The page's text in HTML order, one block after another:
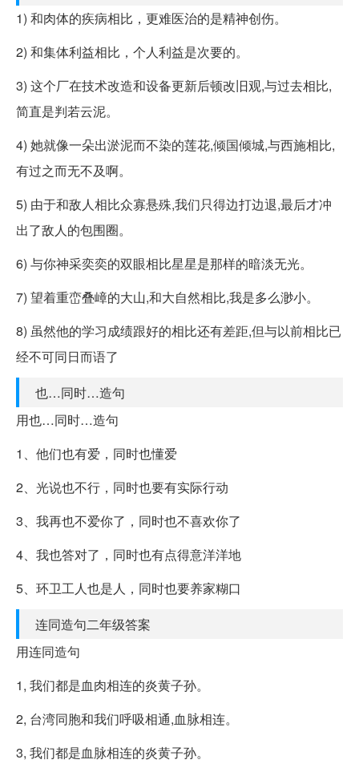
1) 和肉体的疾病相比，更难医治的是精神创伤。
2) 和集体利益相比，个人利益是次要的。
3) 这个厂在技术改造和设备更新后顿改旧观,与过去相比,
简直是判若云泥。
4) 她就像一朵出淤泥而不染的莲花,倾国倾城,与西施相比,
有过之而无不及啊。
5) 由于和敌人相比众寡悬殊,我们只得边打边退,最后才冲
出了敌人的包围圈。
6) 与你神采奕奕的双眼相比星星是那样的暗淡无光。
7) 望着重峦叠嶂的大山,和大自然相比,我是多么渺小。
8) 虽然他的学习成绩跟好的相比还有差距,但与以前相比已
经不可同日而语了
也…同时…造句
用也…同时…造句
1、他们也有爱，同时也懂爱
2、光说也不行，同时也要有实际行动
3、我再也不爱你了，同时也不喜欢你了
4、我也答对了，同时也有点得意洋洋地
5、环卫工人也是人，同时也要养家糊口
连同造句二年级答案
用连同造句
1, 我们都是血肉相连的炎黄子孙。
2, 台湾同胞和我们呼吸相通,血脉相连。
3, 我们都是血脉相连的炎黄子孙。